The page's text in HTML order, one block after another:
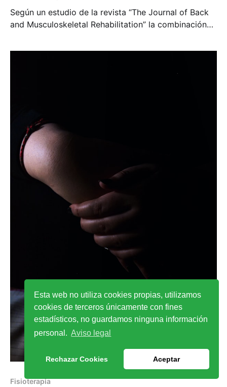
Esta web no utiliza cookies propias, utilizamos
cookies de terceros únicamente con fines
estadísticos, no guardamos ninguna información
personal. Aviso legal
Rechazar Cookies Aceptar
Según un estudio de la revista “The Journal of Back
and Musculoskeletal Rehabilitation” la combinación
mejora el dolor y los parámetros de calidad de vida,
Fisioterapia